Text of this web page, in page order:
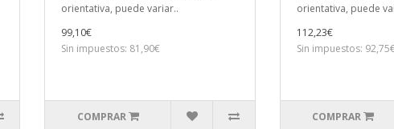
orientativa, puede variar..
99,10€
Sin impuestos: 81,90€
COMPRAR
orientativa, puede
112,23€
Sin impuestos:
COMPRAR